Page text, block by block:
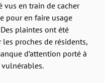
vus en train de cacher
pour en faire usage
plaintes ont été
proches de résidents,
d’attention porté à